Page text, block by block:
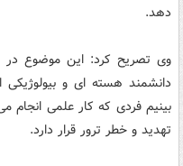
دهد.
وی تصریح کرد: این موضوع در
دانشمند هسته ای و
بینیم فردی که کار علمی
تهدید و خطر ترور قرار دارد.